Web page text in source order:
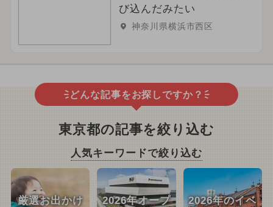
び込んだみたい
神奈川県横浜市西区
どんな記事をお探しですか？
東京都の記事を絞り込む
人気キーワードで絞り込む
厳選お出かけ
2026年オープ
2026年のイベ